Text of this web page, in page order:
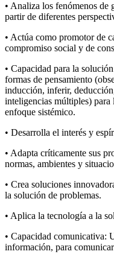
• Analiza los fenómenos de
partir de diferentes
• Actúa como promotor de
compromiso social y de
• Capacidad para la
formas de pensamiento
inducción, inferir,
inteligencias múltiples)
enfoque sistémico.
• Desarrolla el interés y
• Adapta críticamente sus
normas, ambientes y
• Crea soluciones
la solución de problemas.
• Aplica la tecnología a la
• Capacidad comunicativa:
información, para